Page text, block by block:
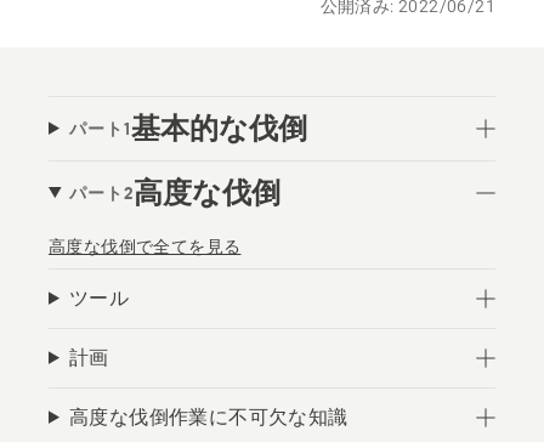
公開済み: 2022/06/21
パート1基本的な伐倒
パート2高度な伐倒
高度な伐倒で全てを見る
ツール
計画
高度な伐倒作業に不可欠な知識